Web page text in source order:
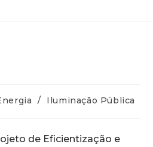
/ Iluminação Pública
de Eficientização e